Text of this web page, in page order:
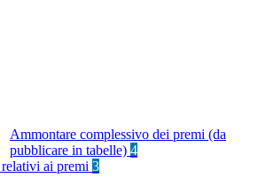
Ammontare complessivo dei premi (da
pubblicare in tabelle) 4
ai premi 3